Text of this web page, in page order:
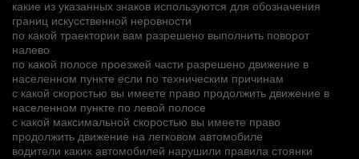
какие из указанных знаков используются для обозначения
границ искусственной неровности
по какой траектории вам разрешено выполнить поворот
налево
по какой полосе проезжей части разрешено движение в
населенном пункте если по техническим причинам
с какой скоростью вы имеете право продолжить движение в
населенном пункте по левой полосе
с какой максимальной скоростью вы имеете право
продолжить движение на легковом автомобиле
водители каких автомобилей нарушили правила стоянки